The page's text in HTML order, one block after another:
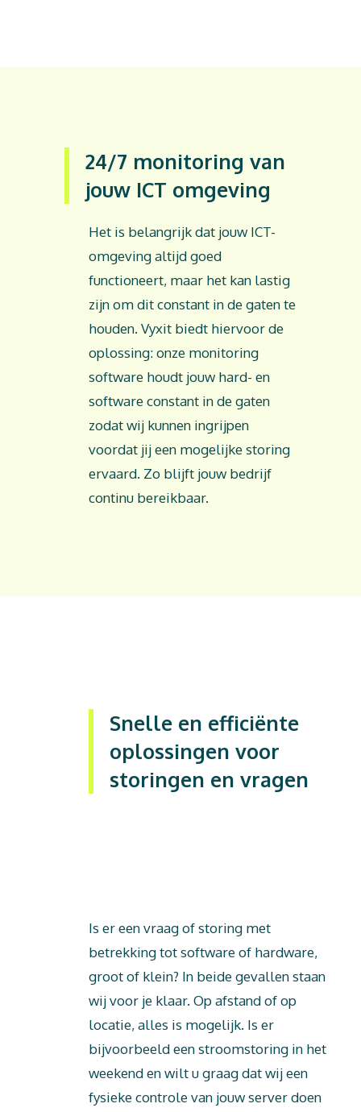
24/7 monitoring van
jouw ICT omgeving
Het is belangrijk dat jouw ICT-
omgeving altijd goed
functioneert, maar het kan lastig
zijn om dit constant in de gaten te
houden. Vyxit biedt hiervoor de
oplossing: onze monitoring
software houdt jouw hard- en
software constant in de gaten
zodat wij kunnen ingrijpen
voordat jij een mogelijke storing
ervaard. Zo blijft jouw bedrijf
continu bereikbaar.
Snelle en efficiënte
oplossingen voor
storingen en vragen
Is er een vraag of storing met
betrekking tot software of hardware,
groot of klein? In beide gevallen staan
wij voor je klaar. Op afstand of op
locatie, alles is mogelijk. Is er
bijvoorbeeld een stroomstoring in het
weekend en wilt u graag dat wij een
fysieke controle van jouw server doen